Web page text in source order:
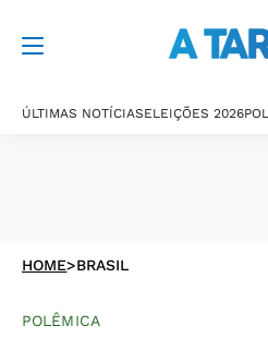
ÚLTIMAS NOTÍCIASELEIÇÕES 2026
HOME>BRASIL
POLÊMICA